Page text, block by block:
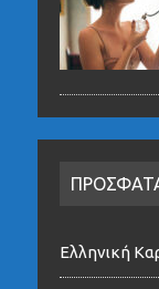
Ελληνική